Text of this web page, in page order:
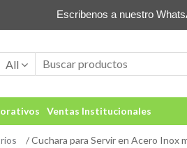
Escribenos a nuestro
All
Ventas Institucionales
/ Cuchara para Servir en Acero Inox